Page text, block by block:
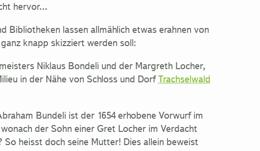
hervor…
Bibliotheken lassen allmählich etwas erahnen von
knapp skizziert werden soll:
Niklaus Bondeli und der Margreth Locher,
in der Nähe von Schloss und DorfTrachselwald
Bundeli ist der 1654 erhobene Vorwurf im
der Sohn einer Gret Locher im Verdacht
heisst doch seine Mutter! Dies allein beweist